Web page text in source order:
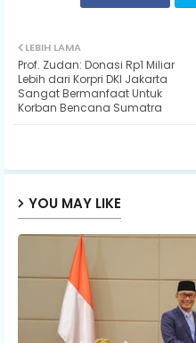
LEBIH LAMA
Prof. Zudan: Donasi Rp1 Miliar
Lebih dari Korpri DKI Jakarta
Sangat Bermanfaat Untuk
Korban Bencana Sumatra
YOU MAY LIKE